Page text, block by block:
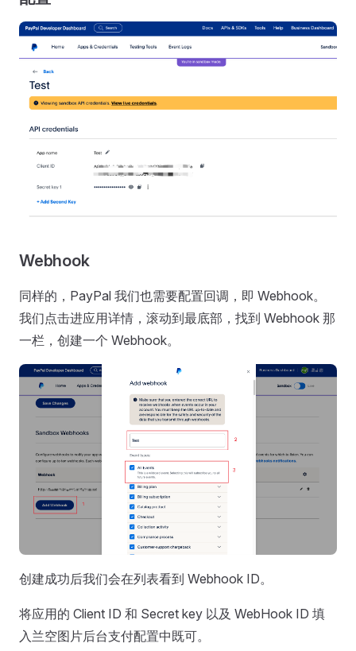
Webhook
同样的，PayPal 我们也需要配置回调，即 Webhook。
我们点击进应用详情，滚动到最底部，找到 Webhook 那
一栏，创建一个 Webhook。
创建成功后我们会在列表看到 Webhook ID。
将应用的 Client ID 和 Secret key 以及 WebHook ID 填
入兰空图片后台支付配置中既可。